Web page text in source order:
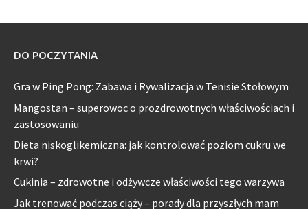
DO POCZYTANIA
Gra w Ping Pong: Zabawa i Rywalizacja w Tenisie Stołowym
Mangostan – superowoc o prozdrowotnych właściwościach i
zastosowaniu
Dieta niskoglikemiczna: jak kontrolować poziom cukru we
krwi?
Cukinia – zdrowotne i odżywcze właściwości tego warzywa
Jak trenować podczas ciąży – porady dla przyszłych mam